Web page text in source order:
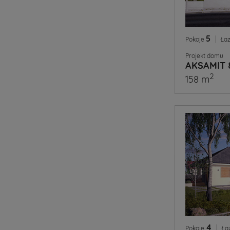
Pokoje 5
Projekt domu
AKSAMIT
158 m2
Pokoje 4